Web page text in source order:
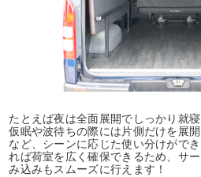
たとえば夜は全面展開でしっかり就
仮眠や波待ちの際には片側だけを展
など、シーンに応じた使い分けがで
れば荷室を広く確保できるため、サ
み込みもスムーズに行えます！